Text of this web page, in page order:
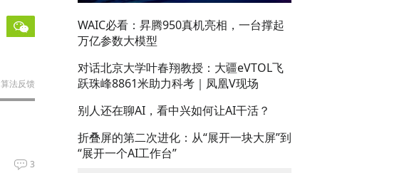
算法反馈
3
WAIC必看：昇腾950真机亮相，一台撑起
万亿参数大模型
对话北京大学叶春翔教授：大疆eVTOL飞
跃珠峰8861米助力科考｜凤凰V现场
别人还在聊AI，看中兴如何让AI干活？
折叠屏的第二次进化：从“展开一块大屏”到
“展开一个AI工作台”